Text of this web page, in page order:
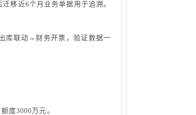
移近6个月业务单据用于追溯。
库联动→财务开票，验证数据一
度3000万元。